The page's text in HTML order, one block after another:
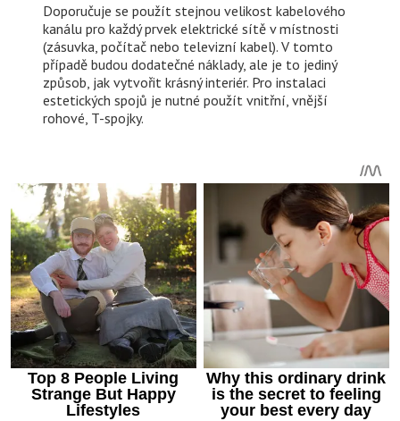
Doporučuje se použít stejnou velikost kabelového
kanálu pro každý prvek elektrické sítě v místnosti
(zásuvka, počítač nebo televizní kabel). V tomto
případě budou dodatečné náklady, ale je to jediný
způsob, jak vytvořit krásný interiér. Pro instalaci
estetických spojů je nutné použít vnitřní, vnější
rohové, T-spojky.